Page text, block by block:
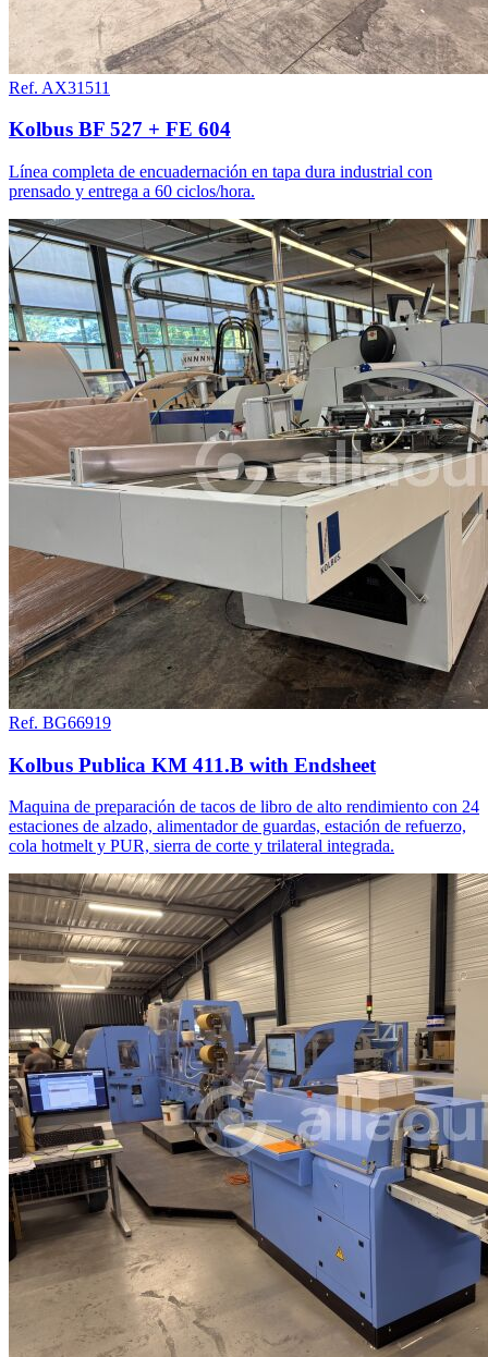
Ref. AX31511
Kolbus BF 527 + FE 604
Línea completa de encuadernación en tapa dura industrial con
prensado y entrega a 60 ciclos/hora.
Ref. BG66919
Kolbus Publica KM 411.B with Endsheet
Maquina de preparación de tacos de libro de alto rendimiento con 24
estaciones de alzado, alimentador de guardas, estación de refuerzo,
cola hotmelt y PUR, sierra de corte y trilateral integrada.